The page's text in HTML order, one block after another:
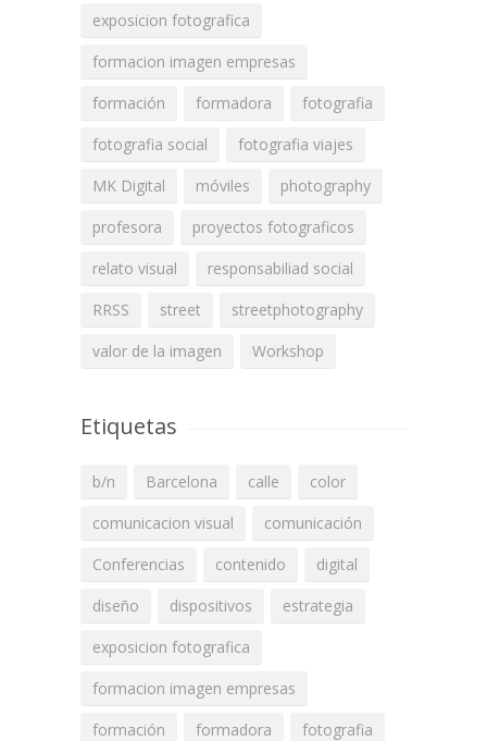
exposicion fotografica
formacion imagen empresas
formación
formadora
fotografia
fotografia social
fotografia viajes
MK Digital
móviles
photography
profesora
proyectos fotograficos
relato visual
responsabiliad social
RRSS
street
streetphotography
valor de la imagen
Workshop
Etiquetas
b/n Barcelona calle
color
comunicacion visual
comunicación
Conferencias
contenido
digital
diseño
dispositivos
estrategia
exposicion fotografica
formacion imagen empresas
formación
formadora
fotografia